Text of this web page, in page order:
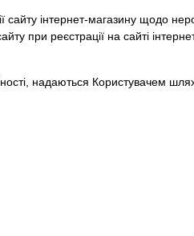
сайту інтернет-магазину щодо
при реєстрації на сайті
надаються Користувачем